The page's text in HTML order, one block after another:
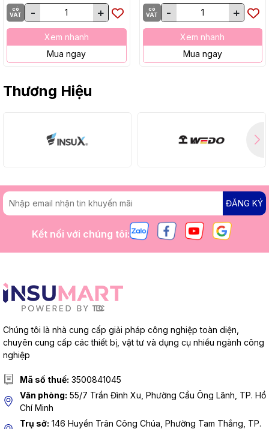
có
VAT
- +
Xem nhanh
Mua ngay
có
VAT
- +
Xem nhanh
Mua ngay
Thương Hiệu
ĐĂNG KÝ
Kết nối với chúng tôi:
Chúng tôi là nhà cung cấp giải pháp công nghiệp toàn diện,
chuyên cung cấp các thiết bị, vật tư và dụng cụ nhiều ngành công
nghiệp
Mã số thuế: 3500841045
Văn phòng: 55/7 Trần Đình Xu, Phường Cầu Ông Lãnh, TP. Hồ
Chí Minh
Trụ sở: 146 Huyền Trân Công Chúa, Phường Tam Thắng, TP.